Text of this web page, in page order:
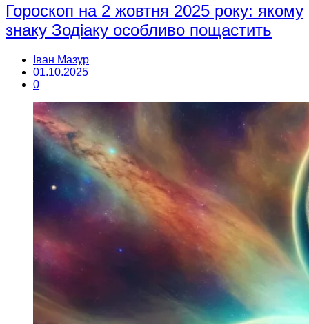
Гороскоп на 2 жовтня 2025 року: якому
знаку Зодіаку особливо пощастить
Іван Мазур
01.10.2025
0